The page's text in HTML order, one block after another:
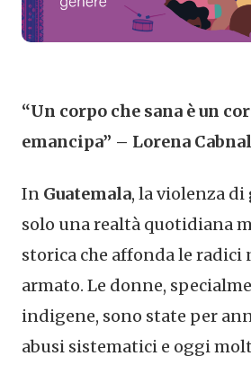
“Un corpo che sana è un
emancipa” – Lorena Cabnal
In Guatemala, la violenza di
solo una realtà quotidiana
storica che affonda le
armato. Le donne,
indigene, sono state per
abusi sistematici e oggi